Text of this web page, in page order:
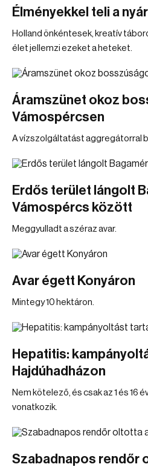
Élményekkel teli a
Holland önkéntesek, kreatív
élet jellemzi ezeket a heteket.
Áramszünet okoz
Vámospércsen
A vízszolgáltatást aggregátorral
Erdős terület lángolt
Vámospércs között
Meggyulladt a széraz avar.
Avar égett Konyáron
Mintegy 10 hektáron.
Hepatitis:
Hajdúhadházon
Nem kötelező, és csak az 1 és 16
vonatkozik.
Szabadnapos rendőr